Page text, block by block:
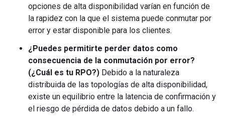
opciones de alta disponibilidad varían en función de
la rapidez con la que el sistema puede conmutar por
error y estar disponible para los clientes.
¿Puedes permitirte perder datos como
consecuencia de la conmutación por error?
(¿Cuál es tu RPO?) Debido a la naturaleza
distribuida de las topologías de alta disponibilidad,
existe un equilibrio entre la latencia de confirmación y
el riesgo de pérdida de datos debido a un fallo.